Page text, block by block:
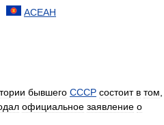
АСЕАН
бывшего СССР состоит в том
официальное заявление о